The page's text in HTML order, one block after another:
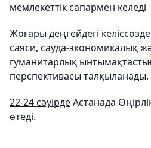
мемлекеттік сапармен келеді
Жоғары деңгейдегі
саяси, сауда-экономикалық
гуманитарлық
перспективасы талқыланады.
22-24 сәуірдеАстанада
өтеді.